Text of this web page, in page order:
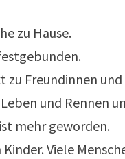
zu Hause.
zu Freundinnen und
und Rennen
mehr geworden.
Kinder. Viele